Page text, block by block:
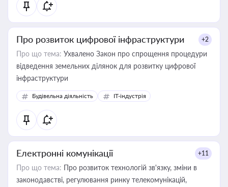
Про розвиток цифрової інфраструктури +2
Про що тема: Ухвалено Закон про спрощення процедури
відведення земельних ділянок для розвитку цифрової
інфраструктури
Будівельна діяльність IT-індустрія
Електронні комунікації +11
Про що тема: Про розвиток технологій зв'язку, зміни в
законодавстві, регулювання ринку телекомунікацій,